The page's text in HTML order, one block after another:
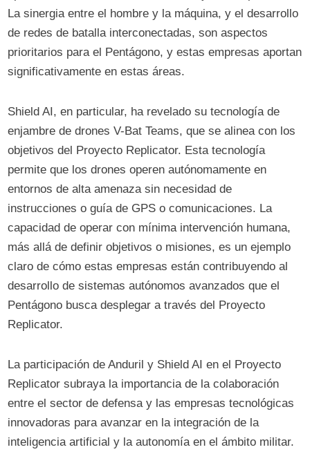
La sinergia entre el hombre y la máquina, y el desarrollo
de redes de batalla interconectadas, son aspectos
prioritarios para el Pentágono, y estas empresas aportan
significativamente en estas áreas.
Shield AI, en particular, ha revelado su tecnología de
enjambre de drones V-Bat Teams, que se alinea con los
objetivos del Proyecto Replicator. Esta tecnología
permite que los drones operen autónomamente en
entornos de alta amenaza sin necesidad de
instrucciones o guía de GPS o comunicaciones. La
capacidad de operar con mínima intervención humana,
más allá de definir objetivos o misiones, es un ejemplo
claro de cómo estas empresas están contribuyendo al
desarrollo de sistemas autónomos avanzados que el
Pentágono busca desplegar a través del Proyecto
Replicator.
La participación de Anduril y Shield AI en el Proyecto
Replicator subraya la importancia de la colaboración
entre el sector de defensa y las empresas tecnológicas
innovadoras para avanzar en la integración de la
inteligencia artificial y la autonomía en el ámbito militar.